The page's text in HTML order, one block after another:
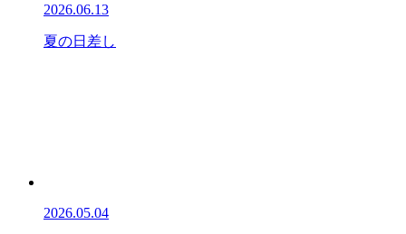
2026.06.13
夏の日差し
2026.05.04